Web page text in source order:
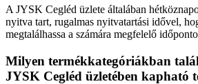
A JYSK Cegléd üzlete általában
nyitva tart, rugalmas nyitvatartási idővel,
megtalálhassa a számára megfelelő
Milyen termékkategóriákban
JYSK Cegléd üzletében kapható